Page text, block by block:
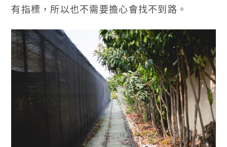
有指標，所以也不需要擔心會找不到路。